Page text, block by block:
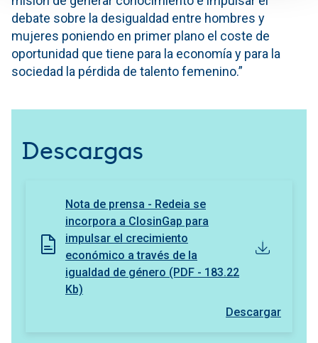
debate sobre la desigualdad entre hombres y
mujeres poniendo en primer plano el coste de
oportunidad que tiene para la economía y para la
sociedad la pérdida de talento femenino.”
Descargas
Nota de prensa - Redeia se
incorpora a ClosinGap para
impulsar el crecimiento
económico a través de la
igualdad de género (PDF - 183.22
Kb)
Descargar